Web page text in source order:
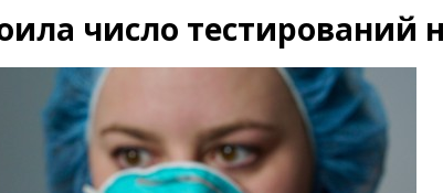
число тестирований